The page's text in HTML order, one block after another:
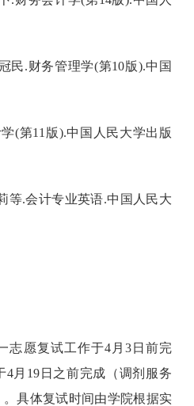
民.财务管理学(第10版).中国
(第11版).中国人民大学出版
等.会计专业英语.中国人民大
志愿复试工作于4月3日前完
4月19日之前完成（调剂服务
具体复试时间由学院根据实